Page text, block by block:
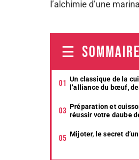
l’alchimie d’une
SOMMAIRE
Un classique de la
l’alliance du bœuf,
Préparation et
réussir votre daube
Mijoter, le secret